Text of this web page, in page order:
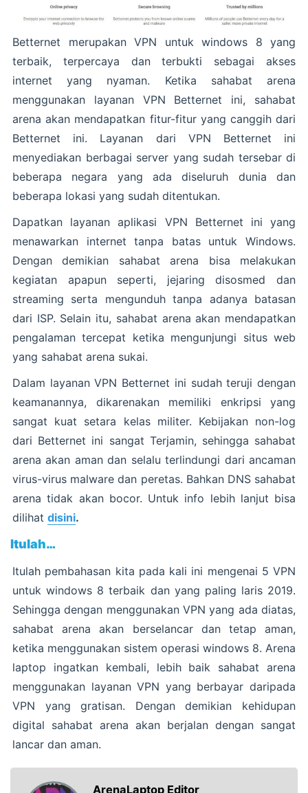
Betternet merupakan VPN untuk windows 8 yang
terbaik, terpercaya dan terbukti sebagai akses
internet yang nyaman. Ketika sahabat arena
menggunakan layanan VPN Betternet ini, sahabat
arena akan mendapatkan fitur-fitur yang canggih dari
Betternet ini. Layanan dari VPN Betternet ini
menyediakan berbagai server yang sudah tersebar di
beberapa negara yang ada diseluruh dunia dan
beberapa lokasi yang sudah ditentukan.
Dapatkan layanan aplikasi VPN Betternet ini yang
menawarkan internet tanpa batas untuk Windows.
Dengan demikian sahabat arena bisa melakukan
kegiatan apapun seperti, jejaring disosmed dan
streaming serta mengunduh tanpa adanya batasan
dari ISP. Selain itu, sahabat arena akan mendapatkan
pengalaman tercepat ketika mengunjungi situs web
yang sahabat arena sukai.
Dalam layanan VPN Betternet ini sudah teruji dengan
keamanannya, dikarenakan memiliki enkripsi yang
sangat kuat setara kelas militer. Kebijakan non-log
dari Betternet ini sangat Terjamin, sehingga sahabat
arena akan aman dan selalu terlindungi dari ancaman
virus-virus malware dan peretas. Bahkan DNS sahabat
arena tidak akan bocor. Untuk info lebih lanjut bisa
dilihat disini.
Itulah…
Itulah pembahasan kita pada kali ini mengenai 5 VPN
untuk windows 8 terbaik dan yang paling laris 2019.
Sehingga dengan menggunakan VPN yang ada diatas,
sahabat arena akan berselancar dan tetap aman,
ketika menggunakan sistem operasi windows 8. Arena
laptop ingatkan kembali, lebih baik sahabat arena
menggunakan layanan VPN yang berbayar daripada
VPN yang gratisan. Dengan demikian kehidupan
digital sahabat arena akan berjalan dengan sangat
lancar dan aman.
ArenaLaptop Editor